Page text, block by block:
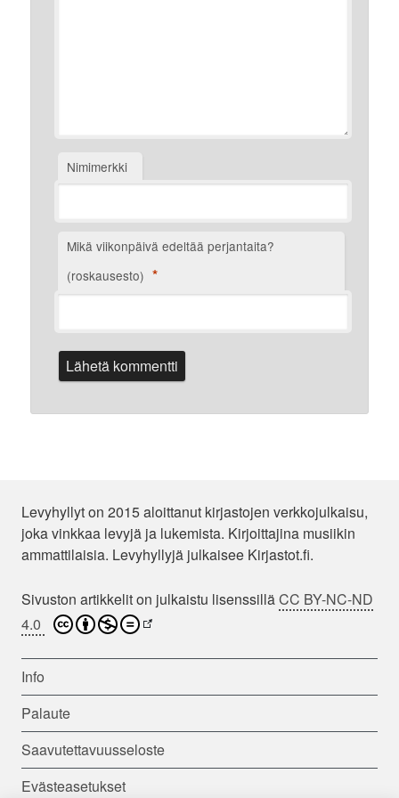
Nimimerkki
Mikä viikonpäivä edeltää perjantaita?
(roskausesto) *
Levyhyllyt on 2015 aloittanut kirjastojen verkkojulkaisu,
joka vinkkaa levyjä ja lukemista. Kirjoittajina musiikin
ammattilaisia. Levyhyllyjä julkaisee Kirjastot.fi.
Sivuston artikkelit on julkaistu lisenssilläCC BY-NC-ND
4.0
Info
Palaute
Saavutettavuusseloste
Evästeasetukset